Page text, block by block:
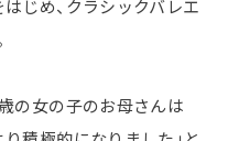
じめ、クラシックバレエ
歳の女の子のお母さんは